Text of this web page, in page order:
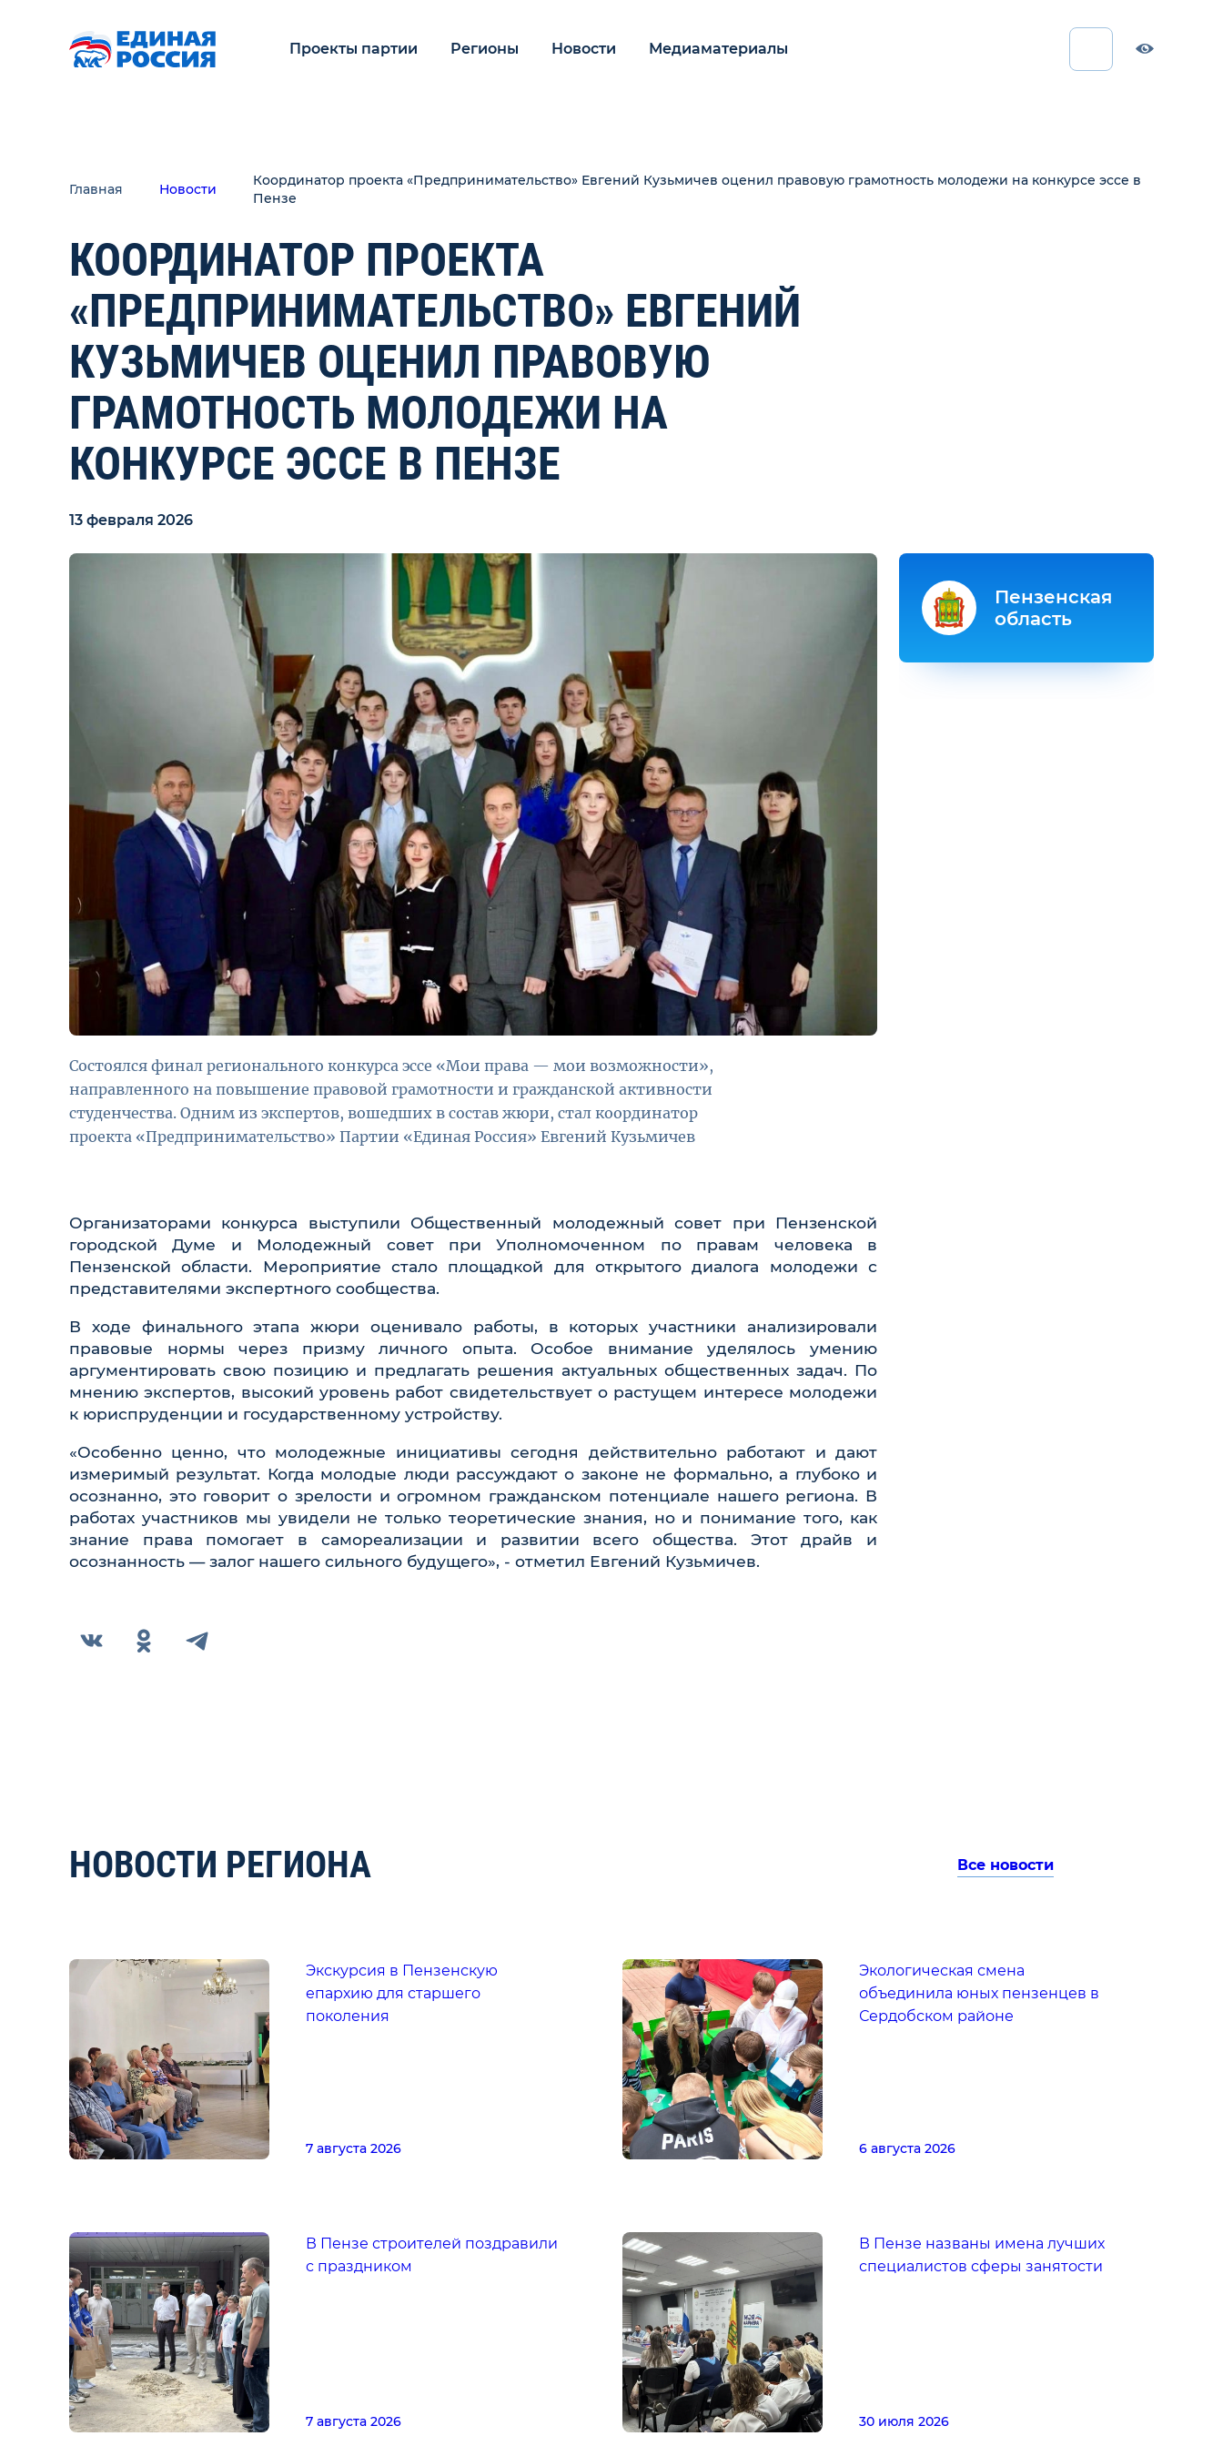
Проекты партии Регионы Новости Медиаматериалы
Главная Новости
Координатор проекта «Предпринимательство» Евгений Кузьмичев оценил правовую грамотность молодежи на конкурсе эссе в
Пензе
КООРДИНАТОР ПРОЕКТА
«ПРЕДПРИНИМАТЕЛЬСТВО» ЕВГЕНИЙ
КУЗЬМИЧЕВ ОЦЕНИЛ ПРАВОВУЮ
ГРАМОТНОСТЬ МОЛОДЕЖИ НА
КОНКУРСЕ ЭССЕ В ПЕНЗЕ
13 февраля 2026
Состоялся финал регионального конкурса эссе «Мои права — мои возможности»,
направленного на повышение правовой грамотности и гражданской активности
студенчества. Одним из экспертов, вошедших в состав жюри, стал координатор
проекта «Предпринимательство» Партии «Единая Россия» Евгений Кузьмичев
Организаторами конкурса выступили Общественный молодежный совет при Пензенской
городской Думе и Молодежный совет при Уполномоченном по правам человека в
Пензенской области. Мероприятие стало площадкой для открытого диалога молодежи с
представителями экспертного сообщества.
В ходе финального этапа жюри оценивало работы, в которых участники анализировали
правовые нормы через призму личного опыта. Особое внимание уделялось умению
аргументировать свою позицию и предлагать решения актуальных общественных задач. По
мнению экспертов, высокий уровень работ свидетельствует о растущем интересе молодежи
к юриспруденции и государственному устройству.
«Особенно ценно, что молодежные инициативы сегодня действительно работают и дают
измеримый результат. Когда молодые люди рассуждают о законе не формально, а глубоко и
осознанно, это говорит о зрелости и огромном гражданском потенциале нашего региона. В
работах участников мы увидели не только теоретические знания, но и понимание того, как
знание права помогает в самореализации и развитии всего общества. Этот драйв и
осознанность — залог нашего сильного будущего», - отметил Евгений Кузьмичев.
Пензенская
область
НОВОСТИ РЕГИОНА Все новости
Экскурсия в Пензенскую
епархию для старшего
поколения
7 августа 2026
В Пензе строителей поздравили
с праздником
7 августа 2026
Экологическая смена
объединила юных пензенцев в
Сердобском районе
6 августа 2026
В Пензе названы имена лучших
специалистов сферы занятости
30 июля 2026